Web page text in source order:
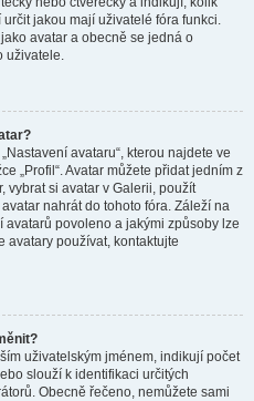
jakou mají uživatelé fóra funkci.
avatar a obecně se jedná o
uživatele.
avataru“, kterou najdete ve
„Profil“. Avatar můžete přidat jedním z
vybrat si avatar v Galerii, použít
nahrát do tohoto fóra. Záleží na
povoleno a jakými způsoby lze
avatary používat, kontaktujte
uživatelským jménem, indikují počet
slouží k identifikaci určitých
Obecně řečeno, nemůžete sami